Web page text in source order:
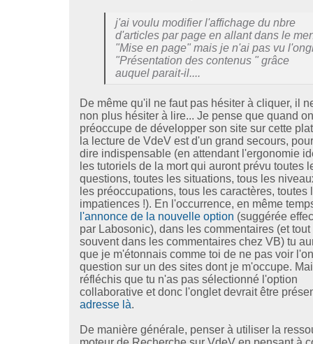
j'ai voulu modifier l'affichage du nbre
d'articles par page en allant dans le
"Mise en page" mais je n'ai pas vu
"Présentation des contenus " grâce
auquel parait-il....
De même qu'il ne faut pas hésiter à cliquer, il
non plus hésiter à lire... Je pense que quand
préoccupe de développer son site sur cette
la lecture de VdeV est d'un grand secours,
dire indispensable (en attendant l'ergonomie
les tutoriels de la mort qui auront prévu toutes
questions, toutes les situations, tous les
les préoccupations, tous les caractères, toutes
impatiences !). En l'occurrence, en même
l'annonce de la nouvelle option (suggérée
par Labosonic), dans les commentaires (et tout
souvent dans les commentaires chez VB) tu
que je m'étonnais comme toi de ne pas voir
question sur un des sites dont je m'occupe.
réfléchis que tu n'as pas sélectionné l'option
collaborative et donc l'onglet devrait être
adresse là.
De manière générale, penser à utiliser la